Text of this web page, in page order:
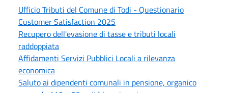
Ufficio Tributi del Comune di Todi - Questionario
Customer Satisfaction 2025
Recupero dell'evasione di tasse e tributi locali
raddoppiata
Affidamenti Servizi Pubblici Locali a rilevanza
economica
Saluto ai dipendenti comunali in pensione, organico